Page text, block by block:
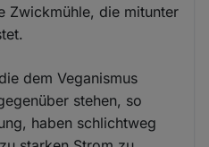
Zwickmühle, die mitunter
dem Veganismus
stehen, so
haben schlichtweg